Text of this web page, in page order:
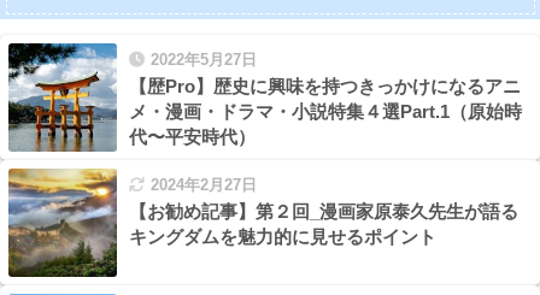
2022年5月27日
【歴Pro】歴史に興味を持つきっかけになるアニ
メ・漫画・ドラマ・小説特集４選Part.1（原始時
代〜平安時代）
2024年2月27日
【お勧め記事】第２回_漫画家原泰久先生が語る
キングダムを魅力的に見せるポイント